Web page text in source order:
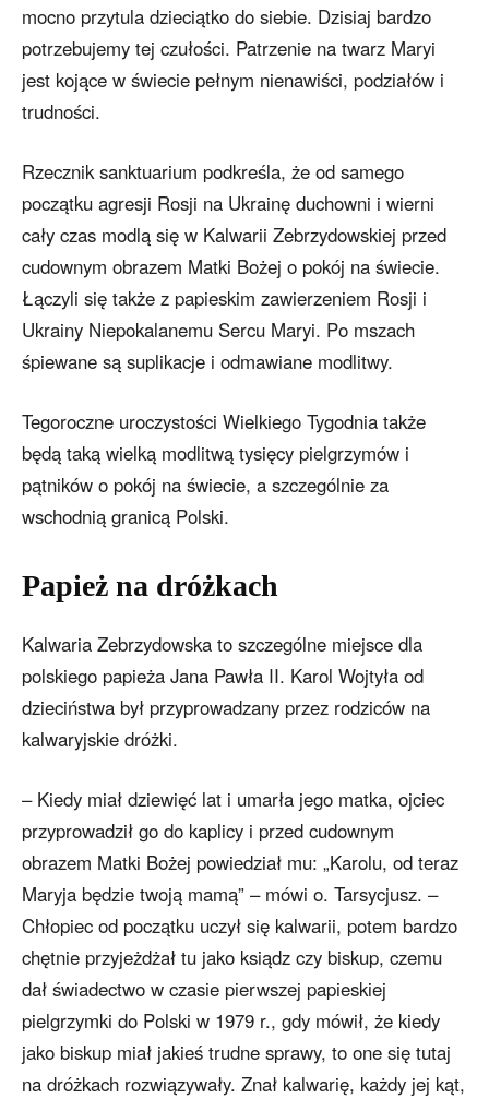
mocno przytula dzieciątko do siebie. Dzisiaj bardzo
potrzebujemy tej czułości. Patrzenie na twarz Maryi
jest kojące w świecie pełnym nienawiści, podziałów i
trudności.
Rzecznik sanktuarium podkreśla, że od samego
początku agresji Rosji na Ukrainę duchowni i wierni
cały czas modlą się w Kalwarii Zebrzydowskiej przed
cudownym obrazem Matki Bożej o pokój na świecie.
Łączyli się także z papieskim zawierzeniem Rosji i
Ukrainy Niepokalanemu Sercu Maryi. Po mszach
śpiewane są suplikacje i odmawiane modlitwy.
Tegoroczne uroczystości Wielkiego Tygodnia także
będą taką wielką modlitwą tysięcy pielgrzymów i
pątników o pokój na świecie, a szczególnie za
wschodnią granicą Polski.
Papież na dróżkach
Kalwaria Zebrzydowska to szczególne miejsce dla
polskiego papieża Jana Pawła II. Karol Wojtyła od
dzieciństwa był przyprowadzany przez rodziców na
kalwaryjskie dróżki.
– Kiedy miał dziewięć lat i umarła jego matka, ojciec
przyprowadził go do kaplicy i przed cudownym
obrazem Matki Bożej powiedział mu: „Karolu, od teraz
Maryja będzie twoją mamą” – mówi o. Tarsycjusz. –
Chłopiec od początku uczył się kalwarii, potem bardzo
chętnie przyjeżdżał tu jako ksiądz czy biskup, czemu
dał świadectwo w czasie pierwszej papieskiej
pielgrzymki do Polski w 1979 r., gdy mówił, że kiedy
jako biskup miał jakieś trudne sprawy, to one się tutaj
na dróżkach rozwiązywały. Znał kalwarię, każdy jej kąt,